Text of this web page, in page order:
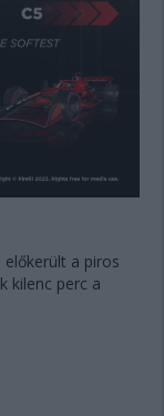
előkerült a piros
kilenc perc a